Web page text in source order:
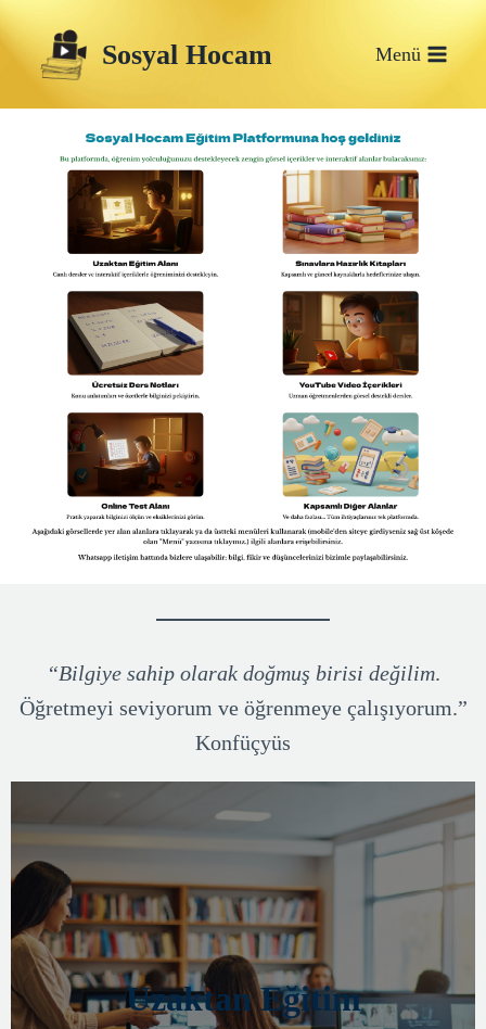
Skip
to
content
Sosyal Hocam Menü
“Bilgiye sahip olarak doğmuş birisi değilim.
Öğretmeyi seviyorum ve öğrenmeye çalışıyorum.”
Konfüçyüs
Uzaktan Eğitim